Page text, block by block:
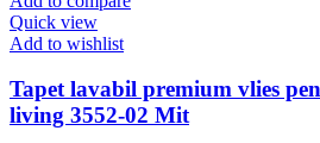
Quick view
Add to wishlist
Tapet lavabil premium vlies
living 3552-02 Mit